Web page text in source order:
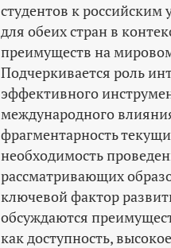
студентов к
для обеих стран в
преимуществ на
Подчеркивается роль
эффективного
международного
фрагментарность
необходимость
рассматривающих
ключевой фактор
обсуждаются
как доступность,